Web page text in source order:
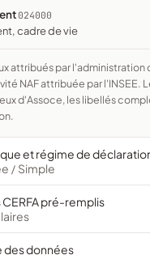
024000
cadre de vie
NAF attribuée par l'INSEE.
d'Assoce, les libellés
et régime de
/ Simple
pré-remplis
des données